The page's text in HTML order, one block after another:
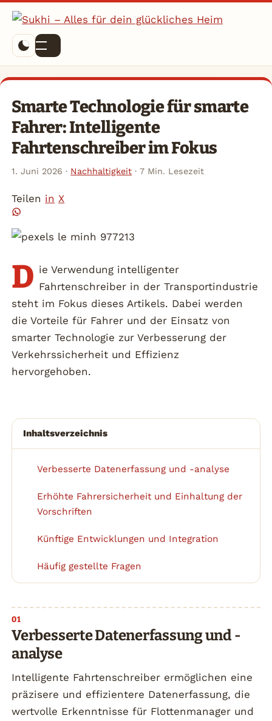
Menü
Smarte Technologie für smarte
Fahrer: Intelligente
Fahrtenschreiber im Fokus
1. Juni 2026 · Nachhaltigkeit ·7 Min. Lesezeit
Teilen in X
D ie Verwendung intelligenter
Fahrtenschreiber in der Transportindustrie
steht im Fokus dieses Artikels. Dabei werden
die Vorteile für Fahrer und der Einsatz von
smarter Technologie zur Verbesserung der
Verkehrssicherheit und Effizienz
hervorgehoben.
Inhaltsverzeichnis
Verbesserte Datenerfassung und -analyse
Erhöhte Fahrersicherheit und Einhaltung der
Vorschriften
Künftige Entwicklungen und Integration
Häufig gestellte Fragen
Verbesserte Datenerfassung und -
analyse
Intelligente Fahrtenschreiber ermöglichen eine
präzisere und effizientere Datenerfassung, die
wertvolle Erkenntnisse für Flottenmanager und